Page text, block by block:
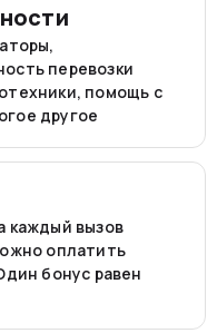
перевозки
помощь с
другое
каждый вызов
оплатить
бонус равен